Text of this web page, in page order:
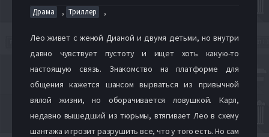
Драма , Триллер ,
Лео живет с женой Дианой и двумя детьми, но внутри
давно чувствует пустоту и ищет хоть какую-то
настоящую связь. Знакомство на платформе для
общения кажется шансом вырваться из привычной
вялой жизни, но оборачивается ловушкой. Карл,
недавно вышедший из тюрьмы, втягивает Лео в схему
шантажа и грозит разрушить все, что у того есть. Но сам